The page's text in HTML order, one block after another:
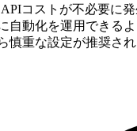
コストが不必要に発
動化を運用できるよ
重な設定が推奨され